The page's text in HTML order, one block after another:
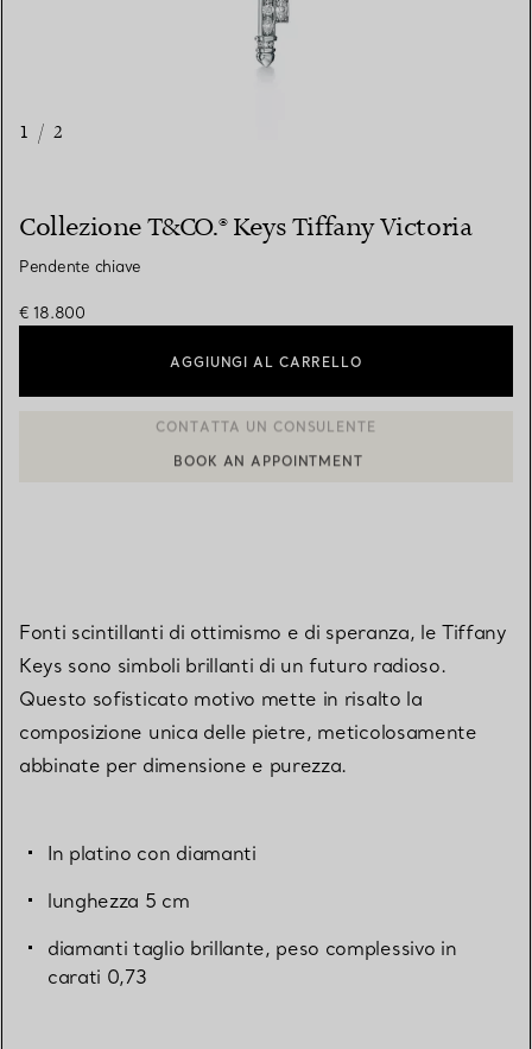
1 / 2
Collezione T&CO.® Keys Tiffany Victoria
Pendente chiave
€ 18.800
AGGIUNGI AL CARRELLO
CONTATTA UN CONSULENTE CLIENTI O PRENOTA UN
Fonti scintillanti di ottimismo e di speranza, le Tiffany
Keys sono simboli brillanti di un futuro radioso.
Questo sofisticato motivo mette in risalto la
composizione unica delle pietre, meticolosamente
abbinate per dimensione e purezza.
In platino con diamanti
lunghezza 5 cm
diamanti taglio brillante, peso complessivo in
carati 0,73